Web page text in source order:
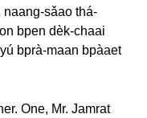
naang-sǎao thá-
bpen dèk-chaai
bprà-maan bpàaet
One, Mr. Jamrat